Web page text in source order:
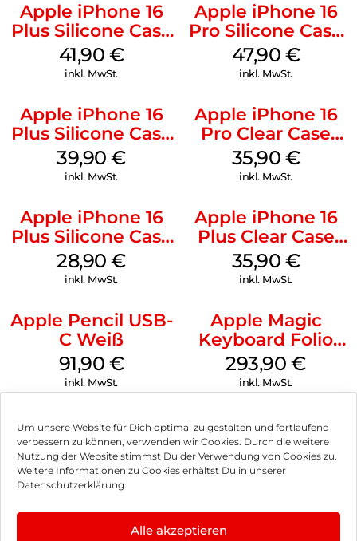
Um unsere Website für Dich optimal zu gestalten und fortlaufend
verbessern zu können, verwenden wir Cookies. Durch die weitere
Nutzung der Website stimmst Du der Verwendung von Cookies zu.
Weitere Informationen zu Cookies erhältst Du in unserer
Datenschutzerklärung.
Alle akzeptieren
Apple iPhone 16
Plus Silicone Case
MagSafe Stone
Gray
41,90 €
inkl. MwSt.
Apple iPhone 16
Pro Silicone Case
MagSafe Denim
47,90 €
inkl. MwSt.
Apple iPhone 16
Plus Silicone Case
MagSafe Plum
39,90€
inkl. MwSt.
Apple iPhone 16
Pro Clear Case
MagSafe
Transparent
35,90 €
inkl. MwSt.
Apple iPhone 16
Plus Silicone Case
MagSafe Black
28,90€
inkl. MwSt.
Apple iPhone 16
Plus Clear Case
MagSafe
Transparent
35,90 €
inkl. MwSt.
Apple Pencil USB-
C Weiß
91,90 €
inkl. MwSt.
Apple Magic
Keyboard Folio
iPad 10.9″ (10.Gen.)
Weiß
293,90€
inkl. MwSt.
Impressum